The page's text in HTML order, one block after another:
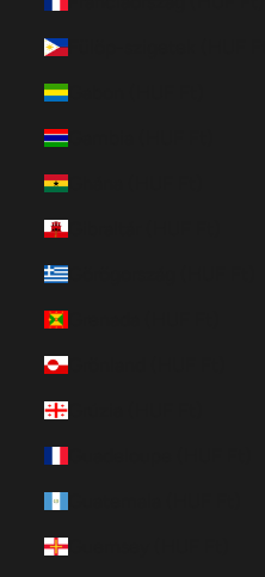
Fülöp-szigetek (HUF Ft)
Gabon (HUF Ft)
Gambia (HUF Ft)
Ghána (HUF Ft)
Gibraltár (HUF Ft)
Görögország (HUF Ft)
Grönland (HUF Ft)
Grúzia (HUF Ft)
Guernsey (HUF Ft)